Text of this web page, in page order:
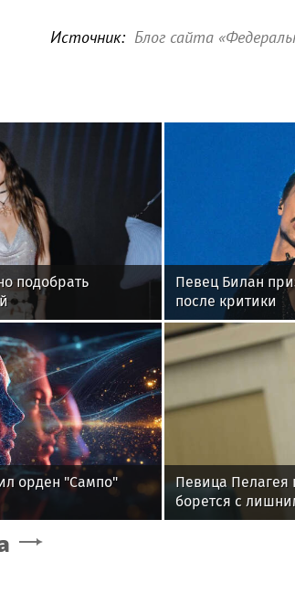
Источник: Блог сайта
подобрать
Певец Билан
после критики
орден "Сампо"
Певица Пелагея
борется с